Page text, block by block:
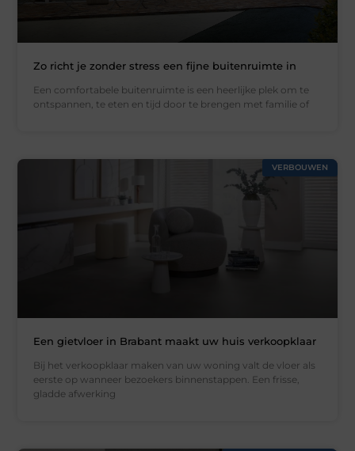
Zo richt je zonder stress een fijne buitenruimte in
Een comfortabele buitenruimte is een heerlijke plek om te
ontspannen, te eten en tijd door te brengen met familie of
VERBOUWEN
Een gietvloer in Brabant maakt uw huis verkoopklaar
Bij het verkoopklaar maken van uw woning valt de vloer als
eerste op wanneer bezoekers binnenstappen. Een frisse,
gladde afwerking